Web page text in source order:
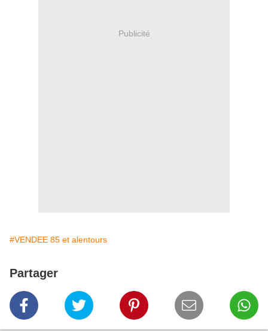
Publicité
#VENDEE 85 et alentours
Partager